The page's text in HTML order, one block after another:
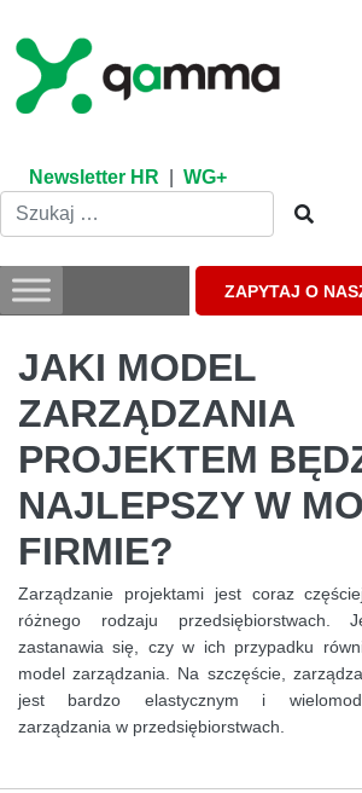
content
Newsletter HR WG+
ZAPYTAJ O
JAKI MODEL
ZARZĄDZANIA
PROJEKTEM
NAJLEPSZY W
FIRMIE?
Zarządzanie projektami jest coraz
różnego rodzaju przedsiębiorstwach.
zastanawia się, czy w ich przypadku
model zarządzania. Na szczęście,
jest bardzo elastycznym i
zarządzania w przedsiębiorstwach.